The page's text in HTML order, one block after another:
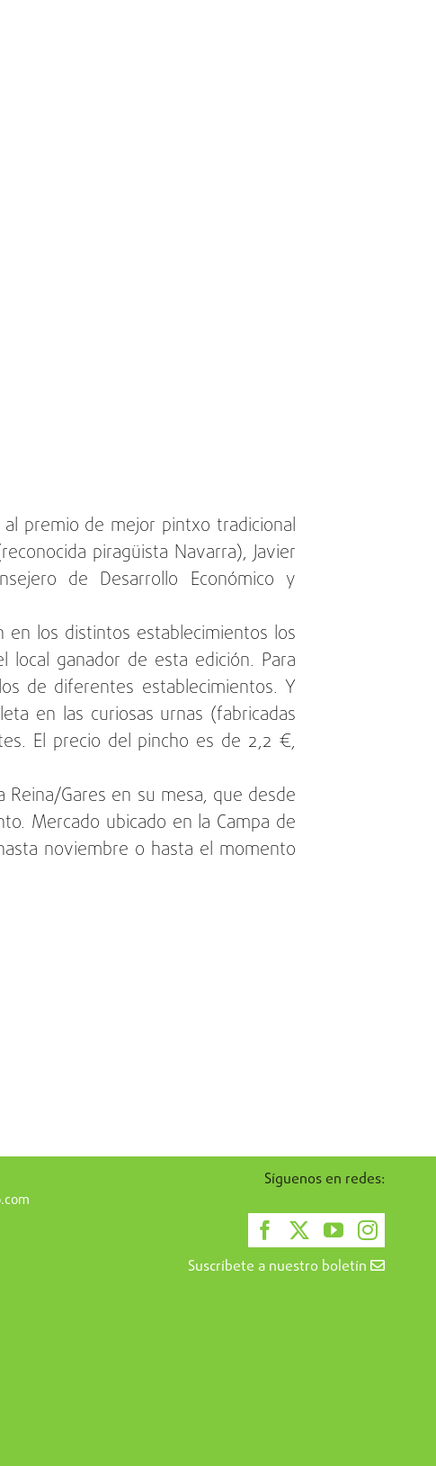
premio de mejor pintxo tradicional
piragüista Navarra), Javier
de Desarrollo Económico y
los distintos establecimientos los
local ganador de esta edición. Para
de diferentes establecimientos. Y
en las curiosas urnas (fabricadas
El precio del pincho es de 2,2 €,
Gares en su mesa, que desde
Mercado ubicado en la Campa de
noviembre o hasta el momento
Síguenos en redes:
Suscríbete a nuestro boletín